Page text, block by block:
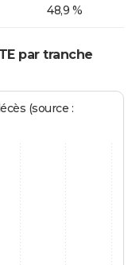
48,9 %
par tranche
(source :